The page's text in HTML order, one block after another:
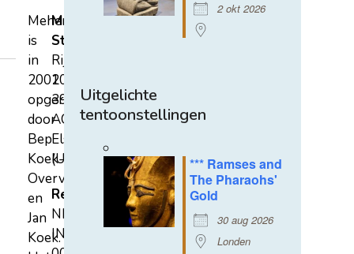
2 okt 2026
Uitgelichte
tentoonstellingen
*** Ramses and
The Pharaohs'
Gold
30 aug 2026
Londen
Mehen
is
in
2002
opgericht
door
Bep
Koek-
Overvest
en
Jan
Koek.
Mehen
Studiecentrum
Rijksstraatweg
107A
3921
AC
Elst
(U)
Rekeningnummer
NL31
INGB